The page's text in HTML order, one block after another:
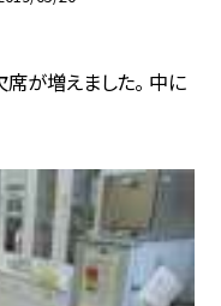
が増えました。 中に